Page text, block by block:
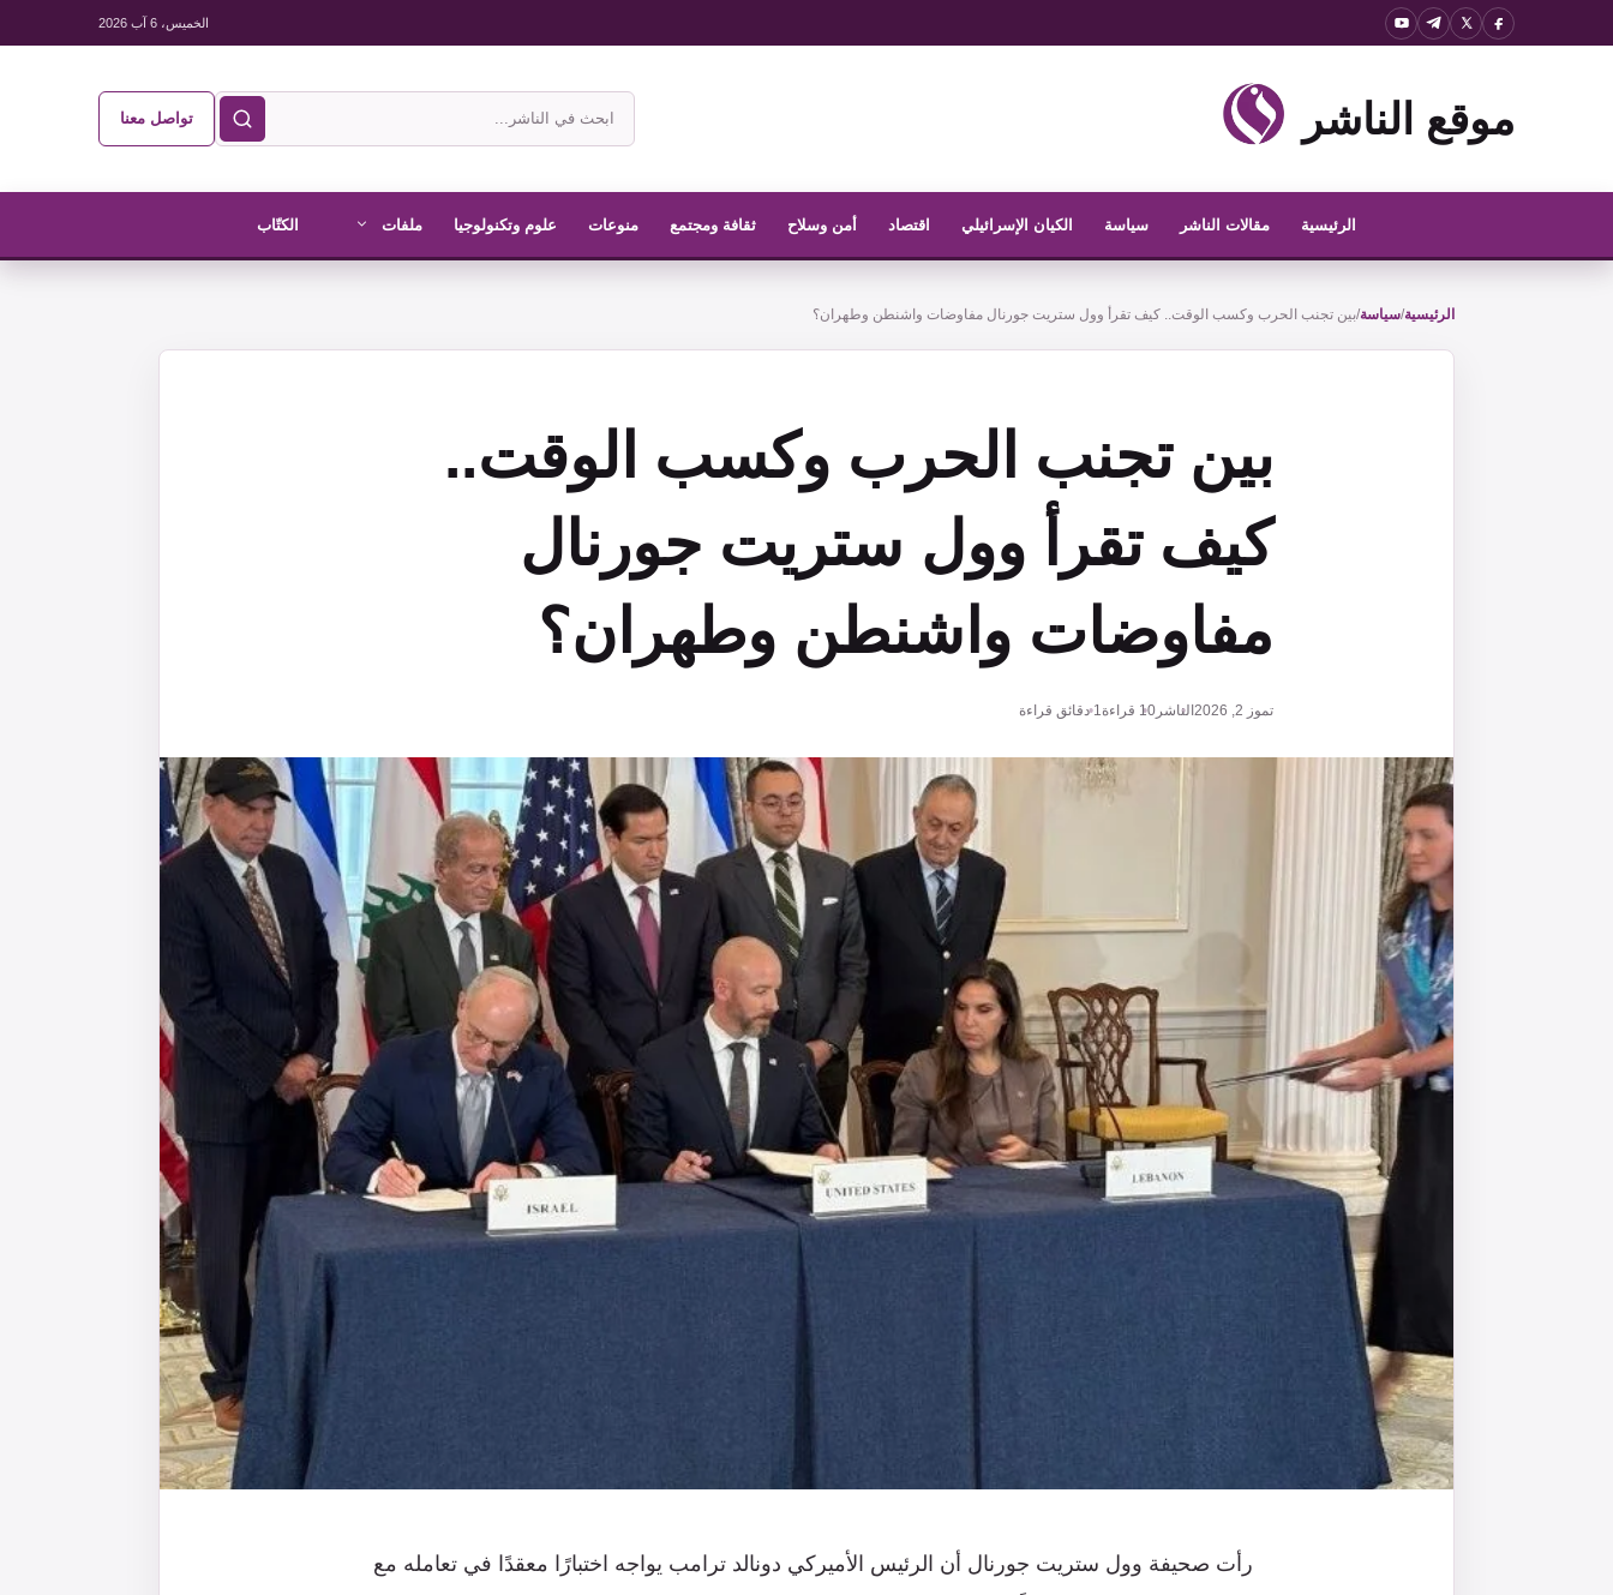
الخميس، 6 آب 2026
موقع الناشر
ابحث
في
الناشر
تواصل معنا
الرئيسية مقالات الناشر سياسة الكيان الإسرائيلي اقتصاد أمن وسلاح ثقافة ومجتمع منوعات علوم وتكنولوجيا ملفات الكتّاب
الرئيسية/سياسة/بين تجنب الحرب وكسب الوقت.. كيف تقرأ وول ستريت جورنال مفاوضات واشنطن وطهران؟
بين تجنب الحرب وكسب الوقت..
كيف تقرأ وول ستريت جورنال
مفاوضات واشنطن وطهران؟
تموز 2, 2026 الناشر 10 قراءة1 دقائق قراءة
رأت صحيفة وول ستريت جورنال أن الرئيس الأميركي دونالد ترامب يواجه اختبارًا معقدًا في تعامله مع